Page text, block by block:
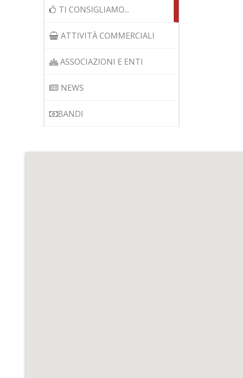
TI CONSIGLIAMO...
ATTIVITÀ COMMERCIALI
ASSOCIAZIONI E ENTI
NEWS
BANDI